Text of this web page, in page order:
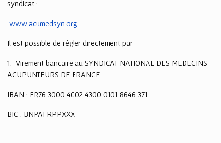
syndicat :
www.acumedsyn.org
Il est possible de régler directement par
1. Virement bancaire au SYNDICAT NATIONAL DES MEDECINS
ACUPUNTEURS DE FRANCE
IBAN : FR76 3000 4002 4300 0101 8646 371
BIC : BNPAFRPPXXX